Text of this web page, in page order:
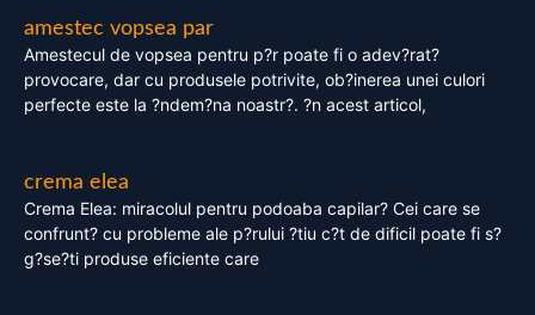
amestec vopsea par
Amestecul de vopsea pentru p?r poate fi o adev?rat?
provocare, dar cu produsele potrivite, ob?inerea unei culori
perfecte este la ?ndem?na noastr?. ?n acest articol,
crema elea
Crema Elea: miracolul pentru podoaba capilar? Cei care se
confrunt? cu probleme ale p?rului ?tiu c?t de dificil poate fi s?
g?se?ti produse eficiente care